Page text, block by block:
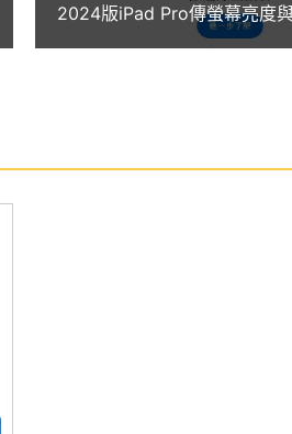
二代 Apple Pencil，可使用全
你更精準地進行素描或繪畫。
。
色
）
2024版iPad Pro傳螢幕亮度